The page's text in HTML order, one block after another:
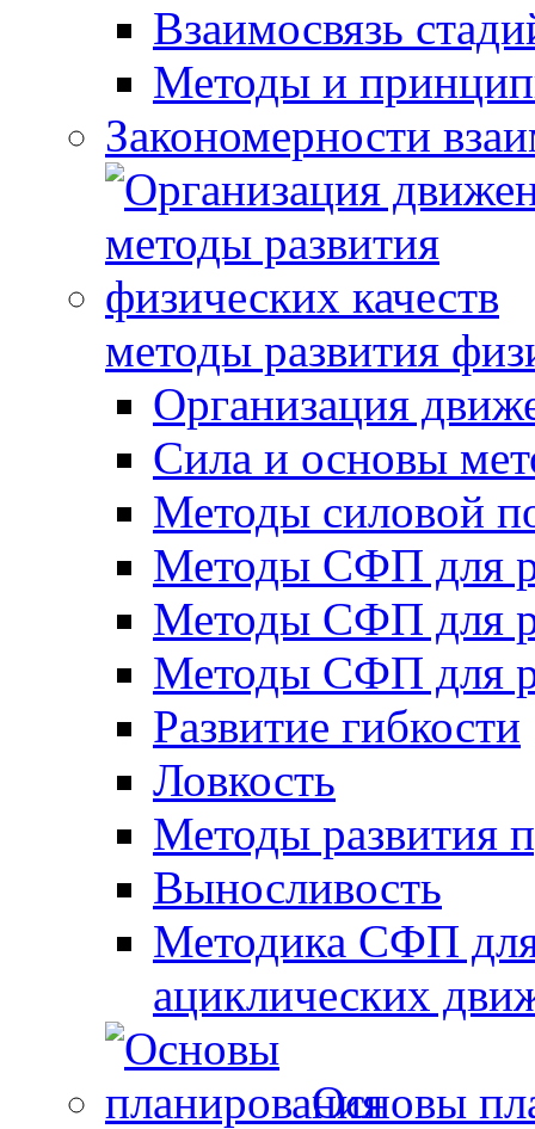
Взаимосвязь
Методы и
Закономерности
методы развития
Организация
Сила и основы
Методы силовой
Методы СФП для
Методы СФП для
Методы СФП для
Развитие гибкости
Ловкость
Методы развития
Выносливость
Методика СФП для
ациклических
Основы